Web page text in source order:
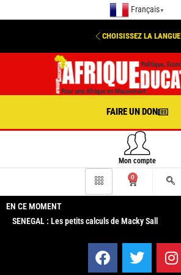
Français ▼
CHOISISSEZ LA LANGUE
FAIRE UN DON
Mon compte
0
EN CE MOMENT
SENEGAL : Les petits calculs de Macky Sall